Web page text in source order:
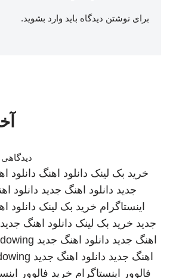
برای نوشتن دیدگاه باید وارد بشوید.
خرید بک لینک دانلود اهنگ دانلود
جدید دانلود اهنگ جدید دانلود
اینستاگرام خرید بک لینک دانلود
جدید خرید بک لینک دانلود اهنگ جدید
اهنگ جدید دانلود اهنگ جدید
اهنگ جدید دانلود اهنگ جدید
فالوور اینستاگرام خرید فالوور